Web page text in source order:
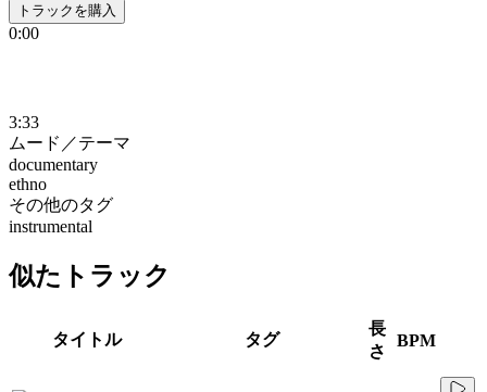
トラックを購入
0:00
3:33
ムード／テーマ
documentary
ethno
その他のタグ
instrumental
似たトラック
タイトル タグ
長
さ
BPM